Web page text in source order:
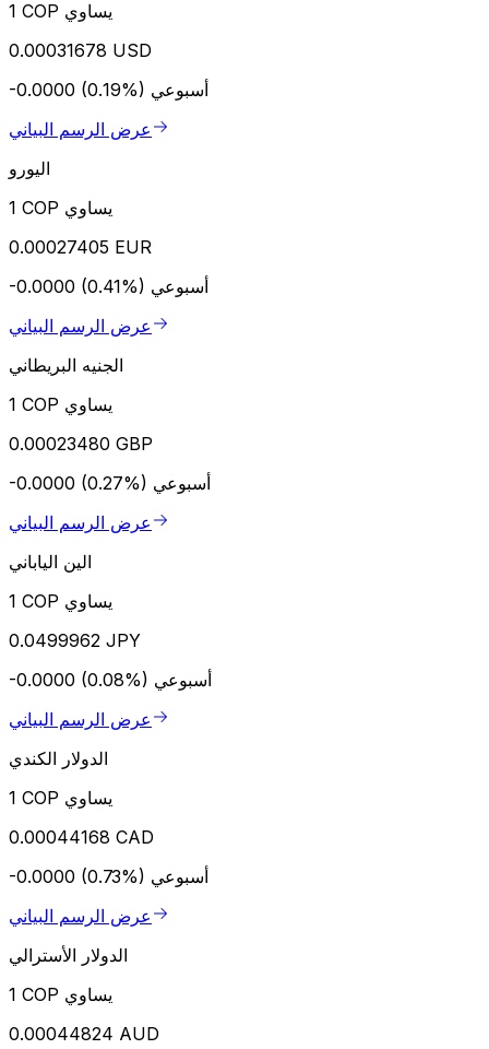
1 COP يساوي
0.00031678 USD
-0.0000 (0.19%) أسبوعي
عرض الرسم البياني
اليورو
1 COP يساوي
0.00027405 EUR
-0.0000 (0.41%) أسبوعي
عرض الرسم البياني
الجنيه البريطاني
1 COP يساوي
0.00023480 GBP
-0.0000 (0.27%) أسبوعي
عرض الرسم البياني
الين الياباني
1 COP يساوي
0.0499962 JPY
-0.0000 (0.08%) أسبوعي
عرض الرسم البياني
الدولار الكندي
1 COP يساوي
0.00044168 CAD
-0.0000 (0.73%) أسبوعي
عرض الرسم البياني
الدولار الأسترالي
1 COP يساوي
0.00044824 AUD